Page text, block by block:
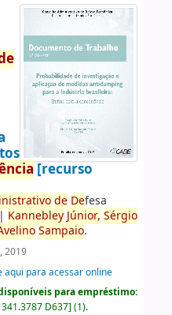
[recurso
de Defesa
Kannebley Júnior, Sérgio
Sampaio.
, 2019
aqui para acessar online
para empréstimo:
341.3787 D637] (1).